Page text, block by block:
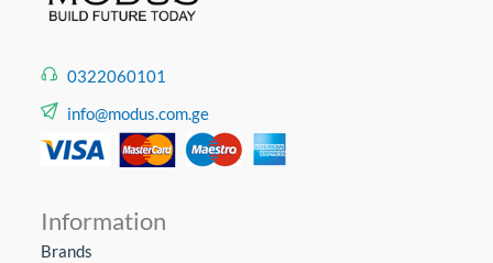
0322060101
info@modus.com.ge
Information
Brands